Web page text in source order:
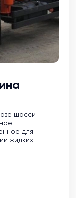
шасси
для
жидких